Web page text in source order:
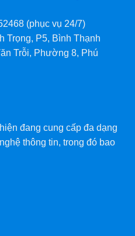
(phục vụ 24/7)
Trọng, P5, Bình Thạnh
Trỗi, Phường 8, Phú
đang cung cấp đa dạng
thông tin, trong đó bao